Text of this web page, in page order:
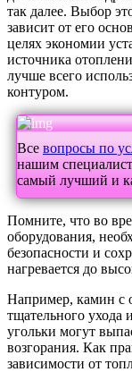
так далее. Выбор
зависит от его
целях экономии
источника
лучше всего
контуром.
Все вопросы по
нашим
самый лучший и
Помните, что во
оборудования,
безопасности и
нагревается до
Например, камин с
тщательного ухода
угольки могут
возгорания. Как
зависимости от